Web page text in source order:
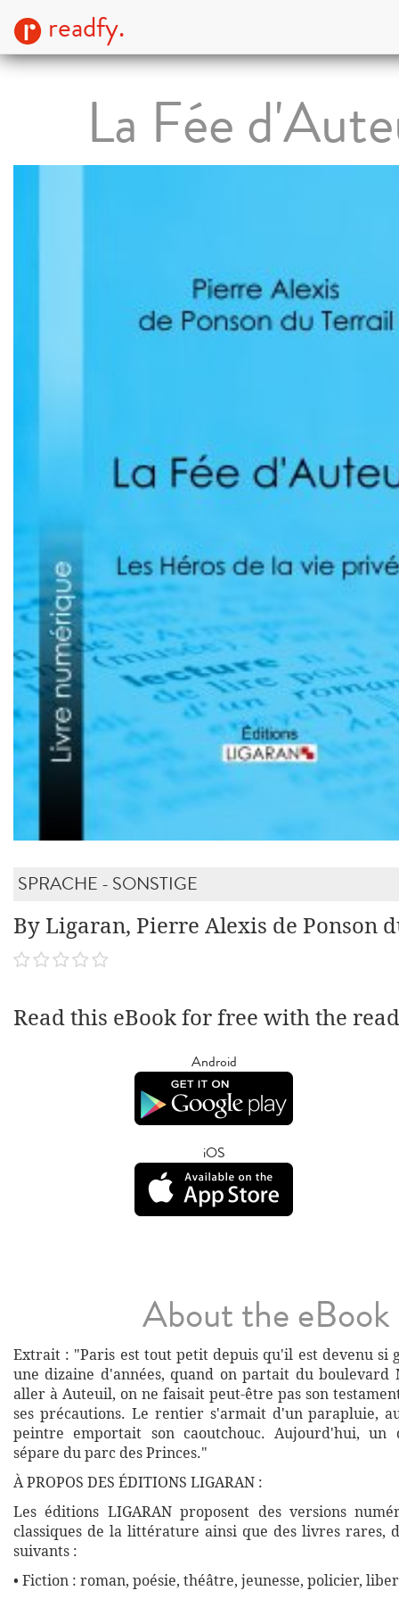
readfy.
La Fée
SPRACHE - SONSTIGE
By Ligaran, Pierre Alexis de Ponson
Read this eBook for free with the
Android
iOS
About the eBook
Extrait : "Paris est tout petit depuis qu'il est devenu si
une dizaine d'années, quand on partait du
aller à Auteuil, on ne faisait peut-être pas son
ses précautions. Le rentier s'armait d'un parapluie,
peintre emportait son caoutchouc. Aujourd'hui, un
sépare du parc des Princes."
À PROPOS DES ÉDITIONS LIGARAN :
Les éditions LIGARAN proposent des versions
classiques de la littérature ainsi que des livres rares,
suivants :
• Fiction : roman, poésie, théâtre, jeunesse, policier,